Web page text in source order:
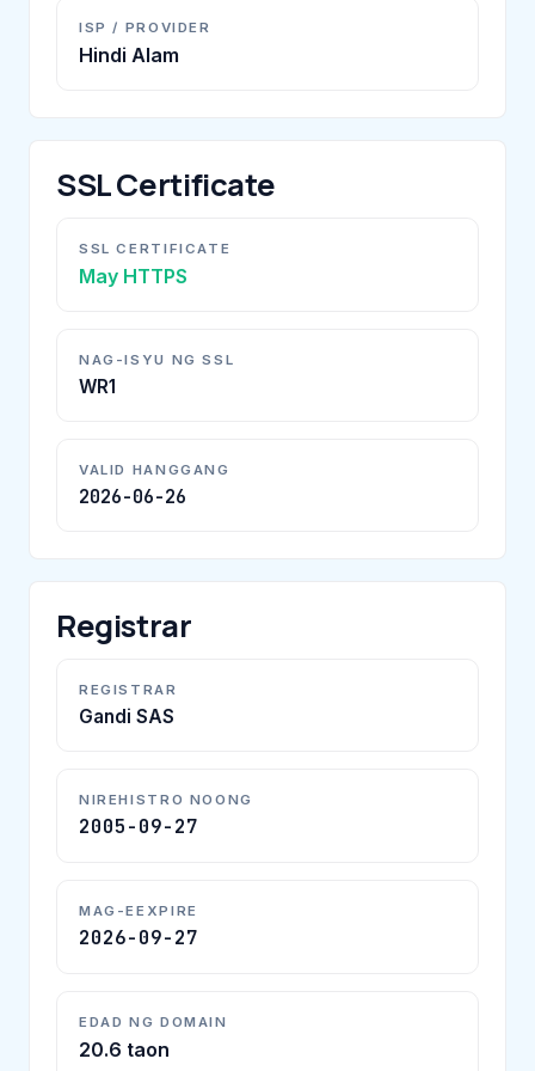
ISP / PROVIDER
Hindi Alam
SSL Certificate
SSL CERTIFICATE
May HTTPS
NAG-ISYU NG SSL
WR1
VALID HANGGANG
2026-06-26
Registrar
REGISTRAR
Gandi SAS
NIREHISTRO NOONG
2005-09-27
MAG-EEXPIRE
2026-09-27
EDAD NG DOMAIN
20.6 taon